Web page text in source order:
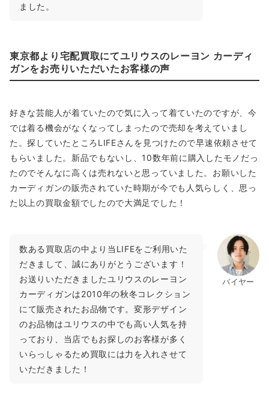
ました。
東京都より宅配買取にてユリウスのレーヨン カーディ
ガンをお売りいただいたお客様の声
好きな芸能人が着ていたので気に入って着ていたのですが、今
では着る機会がなくなってしまったので売却を考えていまし
た。探していたところLIFEさんを見つけたので早速依頼させて
もらいました。新品でもないし、10数年前に購入したモノだっ
たのでそんなに高くは売れないと思っていました。お願いした
カーディガンの販売されていた時期が今でも人気らしく、思っ
た以上の買取金額でしたので大満足でした！
バイヤー
数ある買取店の中より当LIFEをご利用いた
だきまして、誠にありがとうございます！
お送りいただきましたユリウスのレーヨン
カーディガンは2010年の秋冬コレクション
にて販売されたお品物です。変形デザイン
のお品物はユリウスの中でも高い人気を持
っており、当店でもお探しのお客様が多く
いらっしゃるため買取には力を入れさせて
いただきました！